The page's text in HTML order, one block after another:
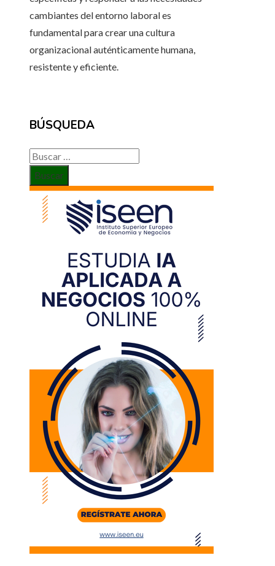
cambiantes del entorno laboral es
fundamental para crear una cultura
organizacional auténticamente humana,
resistente y eficiente.
BÚSQUEDA
Buscar: